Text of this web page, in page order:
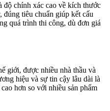
độ chính xác cao về kích thước
tiêu chuẩn giúp kết cấu
quá trình thi công, dù đơn giá
giới, được nhiều nhà thầu và
hiệu và sự tin cậy lâu dài là
hơn so với nhiều sản phẩm